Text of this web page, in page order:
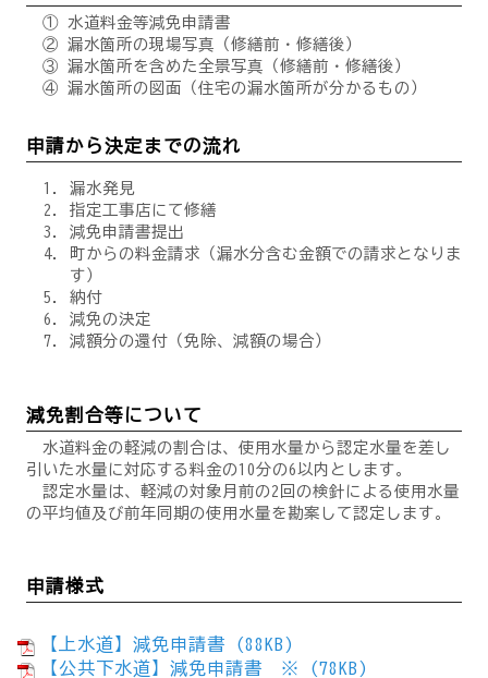
① 水道料金等減免申請書
② 漏水箇所の現場写真（修繕前・修繕後）
③ 漏水箇所を含めた全景写真（修繕前・修繕後）
④ 漏水箇所の図面（住宅の漏水箇所が分かるもの）
申請から決定までの流れ
漏水発見
指定工事店にて修繕
減免申請書提出
町からの料金請求（漏水分含む金額での請求となりま
す）
納付
減免の決定
減額分の還付（免除、減額の場合）
減免割合等について
水道料金の軽減の割合は、使用水量から認定水量を差し
引いた水量に対応する料金の10分の6以内とします。
認定水量は、軽減の対象月前の2回の検針による使用水量
の平均値及び前年同期の使用水量を勘案して認定します。
申請様式
【上水道】減免申請書 (88KB)
【公共下水道】減免申請書 ※ (78KB)